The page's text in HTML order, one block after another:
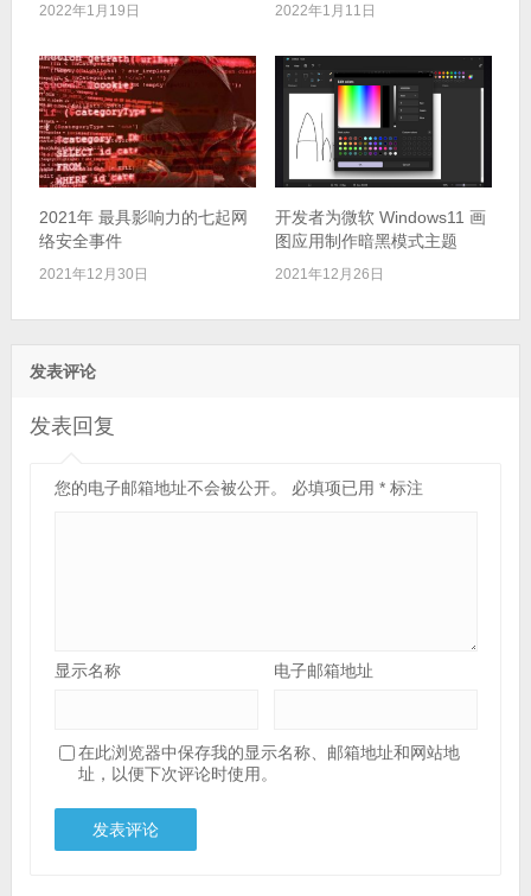
2022年1月19日 2022年1月11日
2021年 最具影响力的七起网
络安全事件
2021年12月30日
开发者为微软 Windows11 画
图应用制作暗黑模式主题
2021年12月26日
发表评论
发表回复
您的电子邮箱地址不会被公开。 必填项已用 *标注
显示名称 电子邮箱地址
在此浏览器中保存我的显示名称、邮箱地址和网站地
址，以便下次评论时使用。